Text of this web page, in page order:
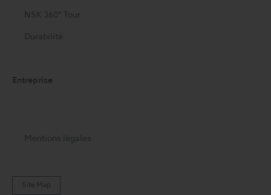
NSK 360° Tour
Durabilité
Entreprise
Mentions légales
Site Map